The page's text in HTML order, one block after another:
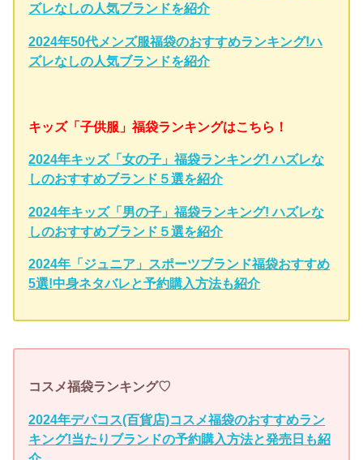
ズレなしの人気ブランドを紹介
2024年50代メンズ服福袋のおすすめランキング!ハ
ズレなしの人気ブランドを紹介
キッズ「子供服」福袋ランキングはこちら！
2024年キッズ「女の子」福袋ランキング! ハズレな
しのおすすめブランド５選を紹介
2024年キッズ「男の子」福袋ランキング! ハズレな
しのおすすめブランド５選を紹介
2024年「ジュニア」スポーツブランド福袋おすすめ
5選!中身ネタバレと予約購入方法も紹介
コスメ福袋ランキング♡
2024年デパコス(百貨店)コスメ福袋のおすすめラン
キング!当たりブランドの予約購入方法と発売日も紹